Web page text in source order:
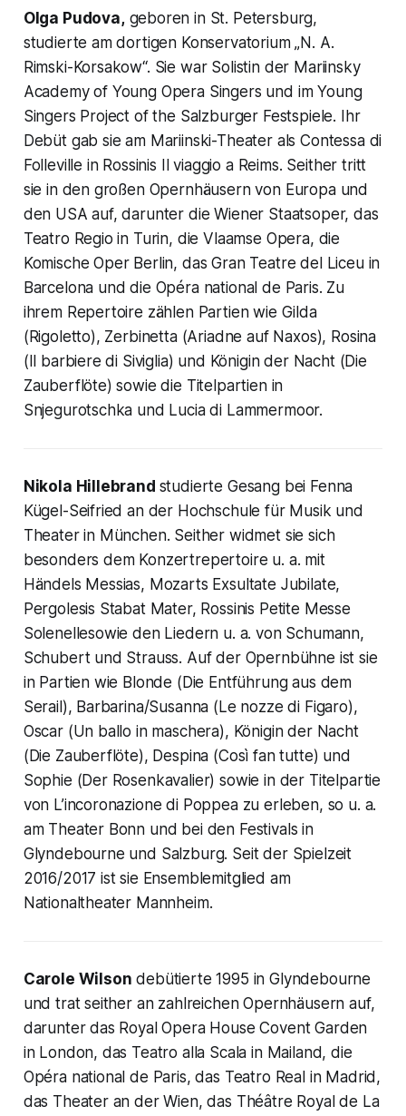
Olga Pudova,geboren in St. Petersburg,
studierte am dortigen Konservatorium „N. A.
Rimski-Korsakow“. Sie war Solistin der Mariinsky
Academy of Young Opera Singers und im Young
Singers Project of the Salzburger Festspiele. Ihr
Debüt gab sie am Mariinski-Theater als Contessa di
Folleville in Rossinis Il viaggio a Reims. Seither tritt
sie in den großen Opernhäusern von Europa und
den USA auf, darunter die Wiener Staatsoper, das
Teatro Regio in Turin, die Vlaamse Opera, die
Komische Oper Berlin, das Gran Teatre del Liceu in
Barcelona und die Opéra national de Paris. Zu
ihrem Repertoire zählen Partien wie Gilda
(Rigoletto), Zerbinetta (Ariadne auf Naxos), Rosina
(Il barbiere di Siviglia) und Königin der Nacht (Die
Zauberflöte) sowie die Titelpartien in
Snjegurotschka und Lucia di Lammermoor.
Nikola Hillebrand studierte Gesang bei Fenna
Kügel-Seifried an der Hochschule für Musik und
Theater in München. Seither widmet sie sich
besonders dem Konzertrepertoire u. a. mit
Händels Messias, Mozarts Exsultate Jubilate,
Pergolesis Stabat Mater, Rossinis Petite Messe
Solenellesowie den Liedern u. a. von Schumann,
Schubert und Strauss. Auf der Opernbühne ist sie
in Partien wie Blonde (Die Entführung aus dem
Serail), Barbarina/Susanna (Le nozze di Figaro),
Oscar (Un ballo in maschera), Königin der Nacht
(Die Zauberflöte), Despina (Così fan tutte) und
Sophie (Der Rosenkavalier) sowie in der Titelpartie
von L’incoronazione di Poppea zu erleben, so u. a.
am Theater Bonn und bei den Festivals in
Glyndebourne und Salzburg. Seit der Spielzeit
2016/2017 ist sie Ensemblemitglied am
Nationaltheater Mannheim.
Carole Wilson debütierte 1995 in Glyndebourne
und trat seither an zahlreichen Opernhäusern auf,
darunter das Royal Opera House Covent Garden
in London, das Teatro alla Scala in Mailand, die
Opéra national de Paris, das Teatro Real in Madrid,
das Theater an der Wien, das Théâtre Royal de La